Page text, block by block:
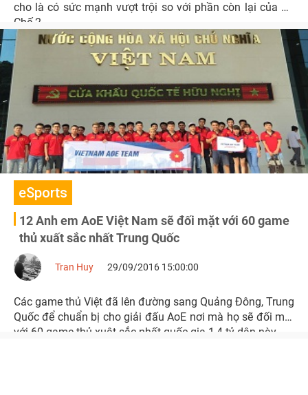
cho là có sức mạnh vượt trội so với phần còn lại của Đế
Chế 2.
eSports
12 Anh em AoE Việt Nam sẽ đối mặt với 60 game
thủ xuất sắc nhất Trung Quốc
Tran Huy 29/09/2016 15:00:00
Các game thủ Việt đã lên đường sang Quảng Đông, Trung
Quốc để chuẩn bị cho giải đấu AoE nơi mà họ sẽ đối mặt
với 60 game thủ xuât sắc nhất quốc gia 1,4 tỷ dân này.